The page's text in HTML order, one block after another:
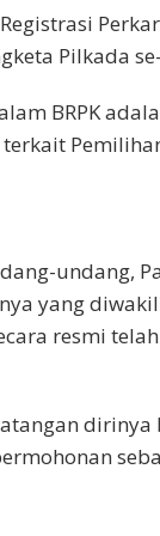
Pilkada
BRPK
undang,
yang
resmi